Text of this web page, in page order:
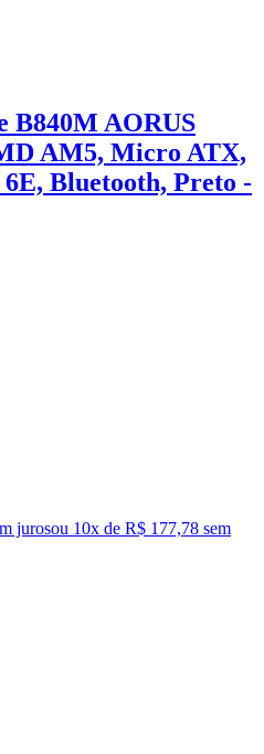
B840M AORUS
AM5, Micro ATX,
Bluetooth, Preto -
jurosou 10x de R$ 177,78 sem